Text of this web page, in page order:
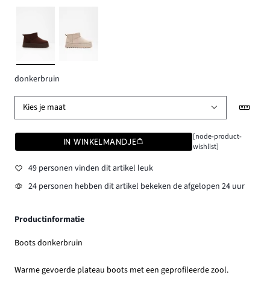
donkerbruin
Kies je maat
IN WINKELMANDJE
[node-product-
wishlist]
49 personen vinden dit artikel leuk
24 personen hebben dit artikel bekeken de afgelopen 24 uur
Productinformatie
Boots donkerbruin
Warme gevoerde plateau boots met een geprofileerde zool.